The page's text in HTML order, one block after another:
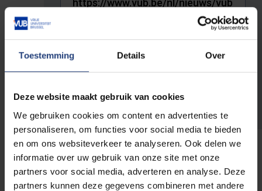
Toestemming Details Over
Deze website maakt gebruik van cookies
We gebruiken cookies om content en advertenties te
personaliseren, om functies voor social media te bieden
en om ons websiteverkeer te analyseren. Ook delen we
informatie over uw gebruik van onze site met onze
partners voor social media, adverteren en analyse. Deze
partners kunnen deze gegevens combineren met andere
De volledige URL van de pagina waar je de fout zag.